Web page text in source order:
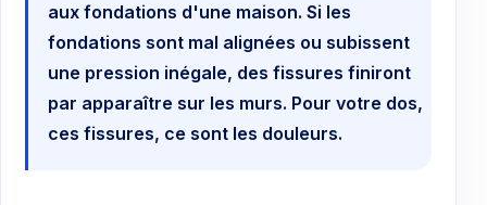
aux fondations d'une maison. Si les
fondations sont mal alignées ou subissent
une pression inégale, des fissures finiront
par apparaître sur les murs. Pour votre dos,
ces fissures, ce sont les douleurs.